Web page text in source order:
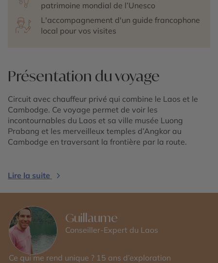
patrimoine mondial de l’Unesco
L'accompagnement d'un guide francophone
local pour vos visites
Présentation du voyage
Circuit avec chauffeur privé qui combine le Laos et le
Cambodge. Ce voyage permet de voir les
incontournables du Laos et sa ville musée Luong
Prabang et les merveilleux temples d’Angkor au
Cambodge en traversant la frontière par la route.
Lire la suite
Guillaume
Conseiller-Expert du Laos
Ce qui me rend unique ? 15 ans d’exploration